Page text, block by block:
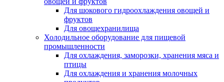
Для шокового гидроохлаждения овощей и
фруктов
Для овощехранилища
Холодильное оборудование для пищевой
промышленности
Для охлаждения, заморозки, хранения мяса и
птицы
Для охлаждения и хранения молочных